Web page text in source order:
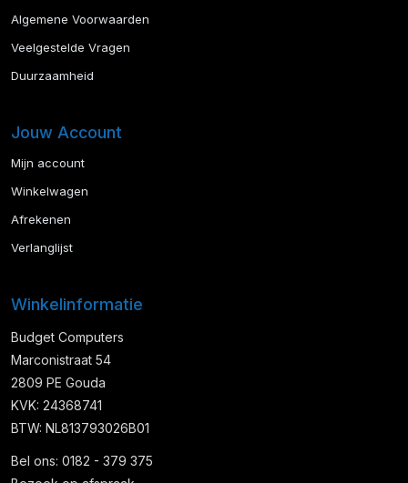
Algemene Voorwaarden
Veelgestelde Vragen
Duurzaamheid
Jouw Account
Mijn account
Winkelwagen
Afrekenen
Verlanglijst
Winkelinformatie
Budget Computers
Marconistraat 54
2809 PE Gouda
KVK: 24368741
BTW: NL813793026B01
Bel ons: 0182 - 379 375